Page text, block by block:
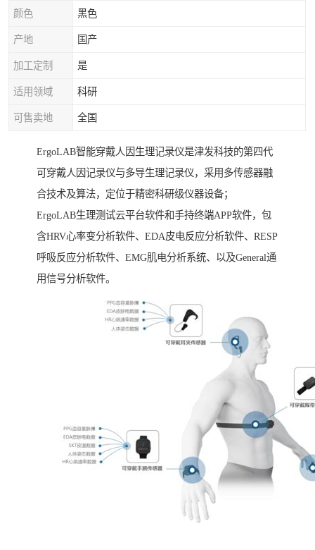
颜色 黑色
产地 国产
加工定制 是
适用领域 科研
可售卖地 全国
ErgoLAB智能穿戴人因生理记录仪是津发科技的第四代
可穿戴人因记录仪与多导生理记录仪，采用多传感器融
合技术及算法，定位于精密科研级仪器设备；
ErgoLAB生理测试云平台软件和手持终端APP软件，包
含HRV心率变分析软件、EDA皮电反应分析软件、RESP
呼吸反应分析软件、EMG肌电分析系统、以及General通
用信号分析软件。